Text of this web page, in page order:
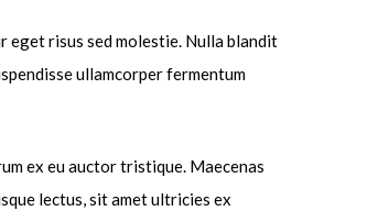
eget risus sed molestie. Nulla blandit
ullamcorper fermentum
ex eu auctor tristique. Maecenas
lectus, sit amet ultricies ex